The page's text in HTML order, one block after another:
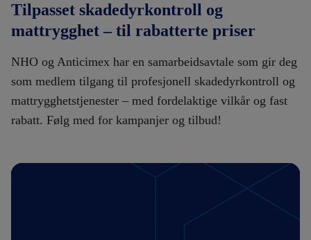
Tilpasset skadedyrkontroll og
mattrygghet – til rabatterte priser
NHO og Anticimex har en samarbeidsavtale som gir deg
som medlem tilgang til profesjonell skadedyrkontroll og
mattrygghetstjenester – med fordelaktige vilkår og fast
rabatt. Følg med for kampanjer og tilbud!